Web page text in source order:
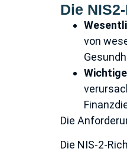
Die
von
Die
Die NIS-2-